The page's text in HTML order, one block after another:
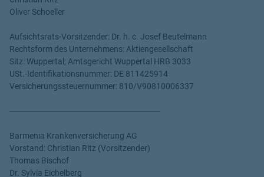
Oliver Schoeller
Aufsichtsrats-Vorsitzender: Dr. h. c. Josef Beutelmann
Rechtsform des Unternehmens: Aktiengesellschaft
Sitz: Wuppertal; Amtsgericht Wuppertal HRB 3033
USt.-Identifikationsnummer: DE 811425914
Versicherungssteuernummer: 810/V90810006337
----------------------------------------------------------------
Barmenia Krankenversicherung AG
Vorstand: Christian Ritz (Vorsitzender)
Thomas Bischof
Dr. Sylvia Eichelberg